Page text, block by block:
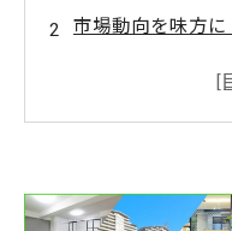
市場動向を味方
性